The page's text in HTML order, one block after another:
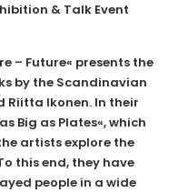
& Talk Event
– Future« presents the
by the Scandinavian
Ikonen. In their
Big as Plates«, which
artists explore the
this end, they have
people in a wide